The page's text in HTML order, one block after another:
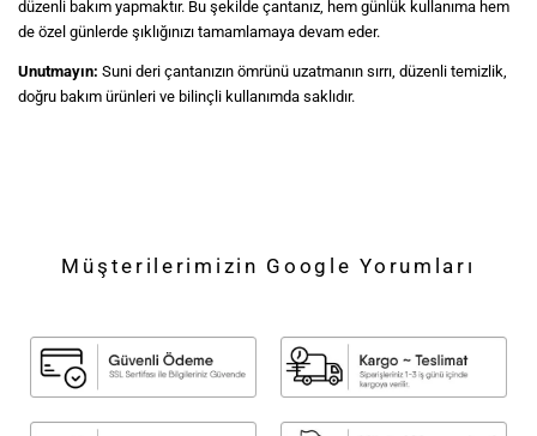
düzenli bakım yapmaktır. Bu şekilde çantanız, hem günlük kullanıma hem
de özel günlerde şıklığınızı tamamlamaya devam eder.
Unutmayın: Suni deri çantanızın ömrünü uzatmanın sırrı, düzenli temizlik,
doğru bakım ürünleri ve bilinçli kullanımda saklıdır.
Müşterilerimizin Google Yorumları